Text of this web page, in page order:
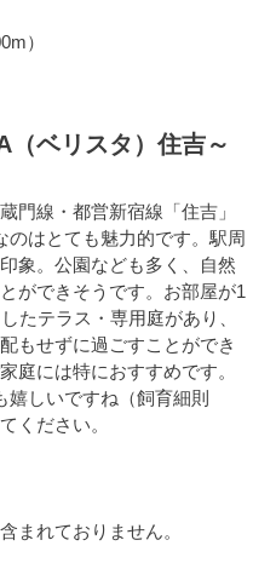
）
（ベリスタ）住吉～
門線・都営新宿線「住吉」
のはとても魅力的です。駅周
象。公園なども多く、自然
ができそうです。お部屋が1
たテラス・専用庭があり、
もせずに過ごすことができ
庭には特におすすめです。
しいですね（飼育細則
ください。
まれておりません。